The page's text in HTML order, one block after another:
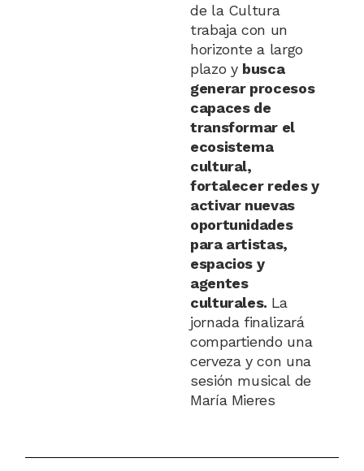
de la Cultura
trabaja con un
horizonte a largo
plazo y busca
generar procesos
capaces de
transformar el
ecosistema
cultural,
fortalecer redes y
activar nuevas
oportunidades
para artistas,
espacios y
agentes
culturales. La
jornada finalizará
compartiendo una
cerveza y con una
sesión musical de
María Mieres